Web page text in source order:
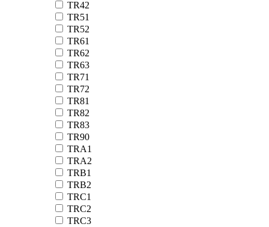
TR42
TR51
TR52
TR61
TR62
TR63
TR71
TR72
TR81
TR82
TR83
TR90
TRA1
TRA2
TRB1
TRB2
TRC1
TRC2
TRC3